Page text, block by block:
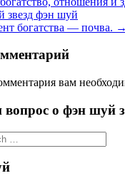
звезд фэн шуй
богатства — почва. →
вам
о фэн шуй